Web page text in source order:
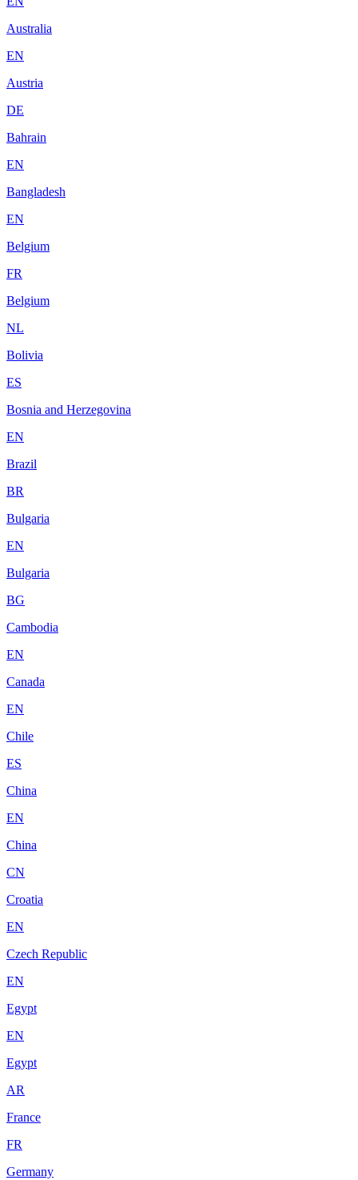
Australia
EN
Austria
DE
Bahrain
EN
Bangladesh
EN
Belgium
FR
Belgium
NL
Bolivia
ES
Bosnia and Herzegovina
EN
Brazil
BR
Bulgaria
EN
Bulgaria
BG
Cambodia
EN
Canada
EN
Chile
ES
China
EN
China
CN
Croatia
EN
Czech Republic
EN
Egypt
EN
Egypt
AR
France
FR
Germany